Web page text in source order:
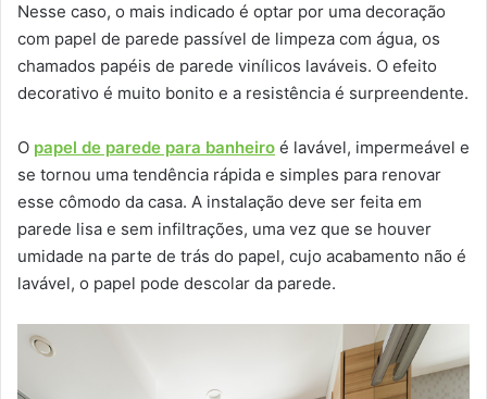
Nesse caso, o mais indicado é optar por uma decoração
com papel de parede passível de limpeza com água, os
chamados papéis de parede vinílicos laváveis. O efeito
decorativo é muito bonito e a resistência é surpreendente.
O papel de parede para banheiro é lavável, impermeável e
se tornou uma tendência rápida e simples para renovar
esse cômodo da casa. A instalação deve ser feita em
parede lisa e sem infiltrações, uma vez que se houver
umidade na parte de trás do papel, cujo acabamento não é
lavável, o papel pode descolar da parede.